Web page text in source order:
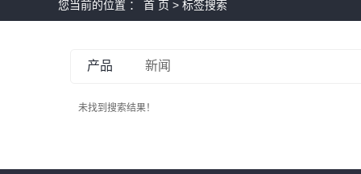
您当前的位置 ： 首 页 > 标签搜索
产品 新闻
未找到搜索结果！